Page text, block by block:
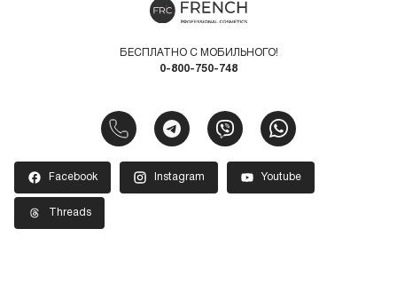
БЕСПЛАТНО С МОБИЛЬНОГО!
0-800-750-748
Facebook Instagram Youtube
Threads